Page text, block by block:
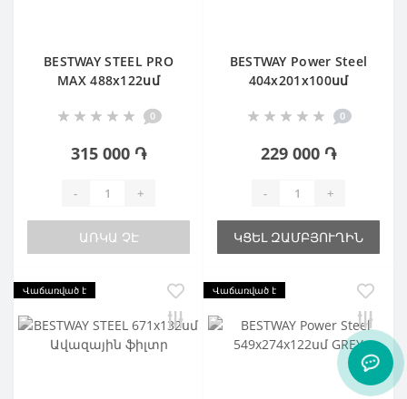
BESTWAY STEEL PRO
MAX 488х122սմ
0
315 000 ֏
- +
ԱՌԿԱ ՉԷ
BESTWAY Power Steel
404х201х100սմ
0
229 000 ֏
- +
ԿՑԵԼ ԶԱՄԲՅՈՒՂԻՆ
Վաճառված է Վաճառված է